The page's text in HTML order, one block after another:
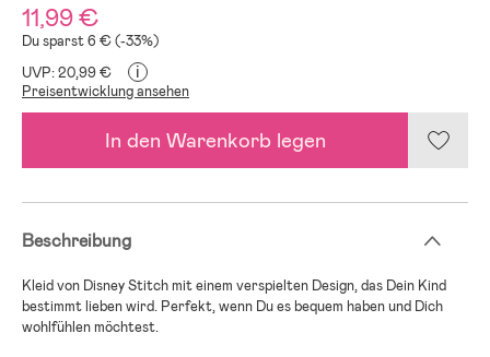
11,99 €
Du sparst 6 € (-33%)
UVP: 20,99 €
i
Preisentwicklung ansehen
In den Warenkorb legen
Beschreibung
Kleid von Disney Stitch mit einem verspielten Design, das Dein Kind
bestimmt lieben wird. Perfekt, wenn Du es bequem haben und Dich
wohlfühlen möchtest.